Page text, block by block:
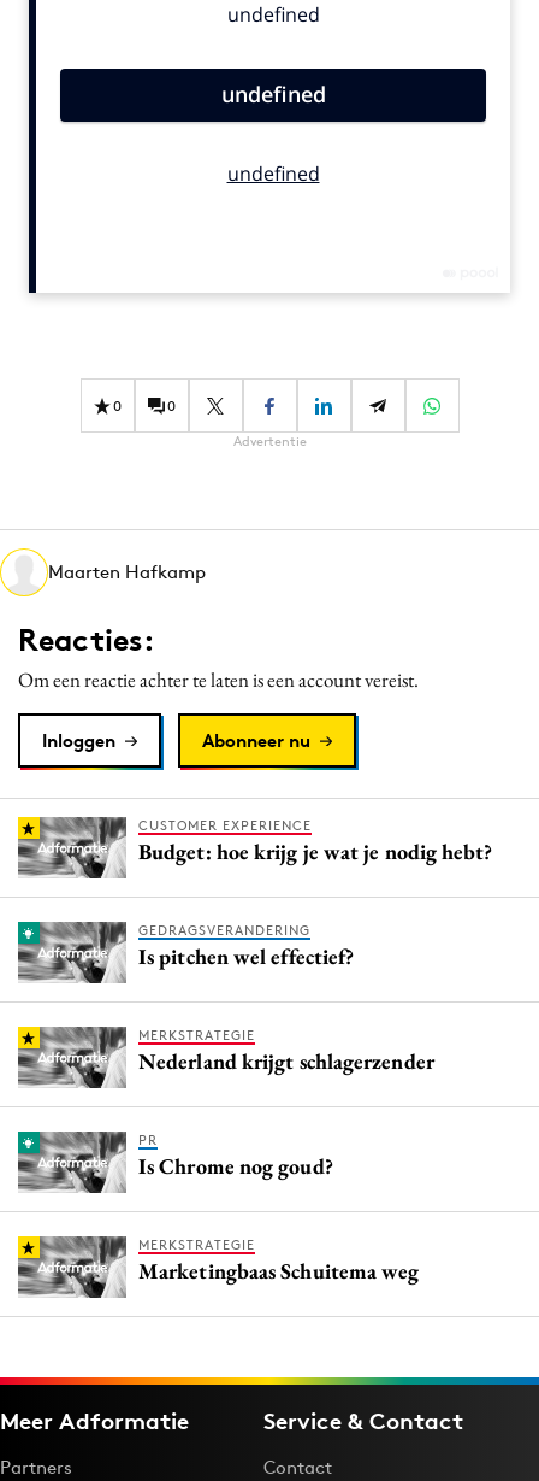
Contentmarketing
Effectiviteit
Gedragsverandering
Martech
Media
Merkstrategie
Programmatic
Purpose Marketing
Reputatie & crisis
0 0
Advertentie
Maarten Hafkamp
Reacties:
Om een reactie achter te laten is een account vereist.
Inloggen Abonneer nu
CUSTOMER EXPERIENCE
Budget: hoe krijg je wat je nodig hebt?
GEDRAGSVERANDERING
Is pitchen wel effectief?
MERKSTRATEGIE
Nederland krijgt schlagerzender
PR
Is Chrome nog goud?
MERKSTRATEGIE
Marketingbaas Schuitema weg
Meer Adformatie
Partners
Service & Contact
Contact